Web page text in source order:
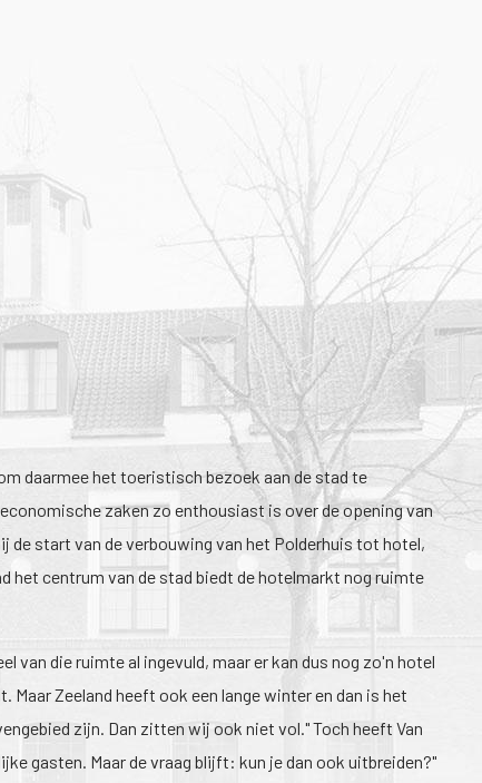
daarmee het toeristisch bezoek aan de stad te
zaken zo enthousiast is over de opening van
de start van de verbouwing van het Polderhuis tot hotel,
het centrum van de stad biedt de hotelmarkt nog ruimte
van die ruimte al ingevuld, maar er kan dus nog zo'n hotel
Maar Zeeland heeft ook een lange winter en dan is het
zijn. Dan zitten wij ook niet vol." Toch heeft Van
gasten. Maar de vraag blijft: kun je dan ook uitbreiden?"